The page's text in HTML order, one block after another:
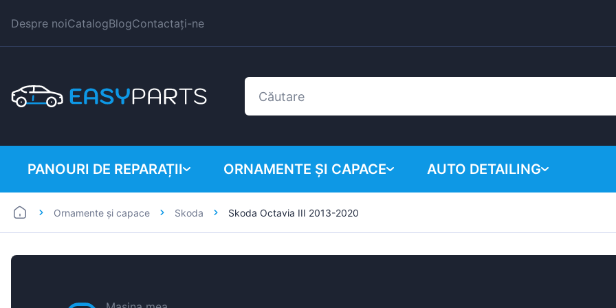
Despre noiCatalogBlogContactați-ne
PANOURI DE REPARAȚII
Autoutilitare
ORNAMENTE ȘI CAPACE
BMW
AUTO DETAILING
Ornamente și capace Skoda Skoda Octavia III 2013-2020